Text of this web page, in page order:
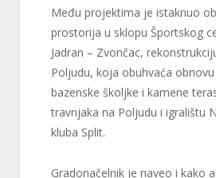
Među projektima je istaknuo
prostorija u sklopu Športskog
Jadran – Zvončac,
Poljudu, koja obuhvaća
bazenske školjke i kamene
travnjaka na Poljudu i igralištu
kluba Split.
Gradonačelnik je naveo i kako